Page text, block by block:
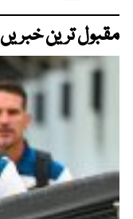
مقبول ترین خبریں